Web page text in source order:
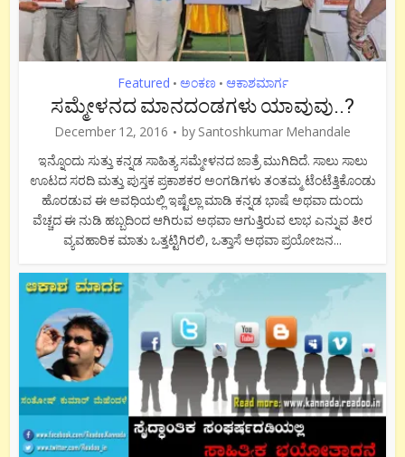
Featured • ಅಂಕಣ • ಆಕಾಶಮಾರ್ಗ
ಸಮ್ಮೇಳನದ ಮಾನದಂಡಗಳು ಯಾವುವು..?
December 12, 2016 by Santoshkumar Mehandale
ಇನ್ನೊಂದು ಸುತ್ತು ಕನ್ನಡ ಸಾಹಿತ್ಯ ಸಮ್ಮೇಳನದ ಜಾತ್ರೆ ಮುಗಿದಿದೆ. ಸಾಲು ಸಾಲು
ಊಟದ ಸರದಿ ಮತ್ತು ಪುಸ್ತಕ ಪ್ರಕಾಶಕರ ಅಂಗಡಿಗಳು ತಂತಮ್ಮ ಟೆಂಟೆತ್ತಿಕೊಂಡು
ಹೊರಡುವ ಈ ಅವಧಿಯಲ್ಲಿ ಇಷ್ಟೆಲ್ಲಾ ಮಾಡಿ ಕನ್ನಡ ಭಾಷೆ ಅಥವಾ ದುಂದು
ವೆಚ್ಚದ ಈ ನುಡಿ ಹಬ್ಬದಿಂದ ಆಗಿರುವ ಅಥವಾ ಆಗುತ್ತಿರುವ ಲಾಭ ಎನ್ನುವ ತೀರ
ವ್ಯವಹಾರಿಕ ಮಾತು ಒತ್ತಟ್ಟಿಗಿರಲಿ, ಒತ್ತಾಸೆ ಅಥವಾ ಪ್ರಯೋಜನ...